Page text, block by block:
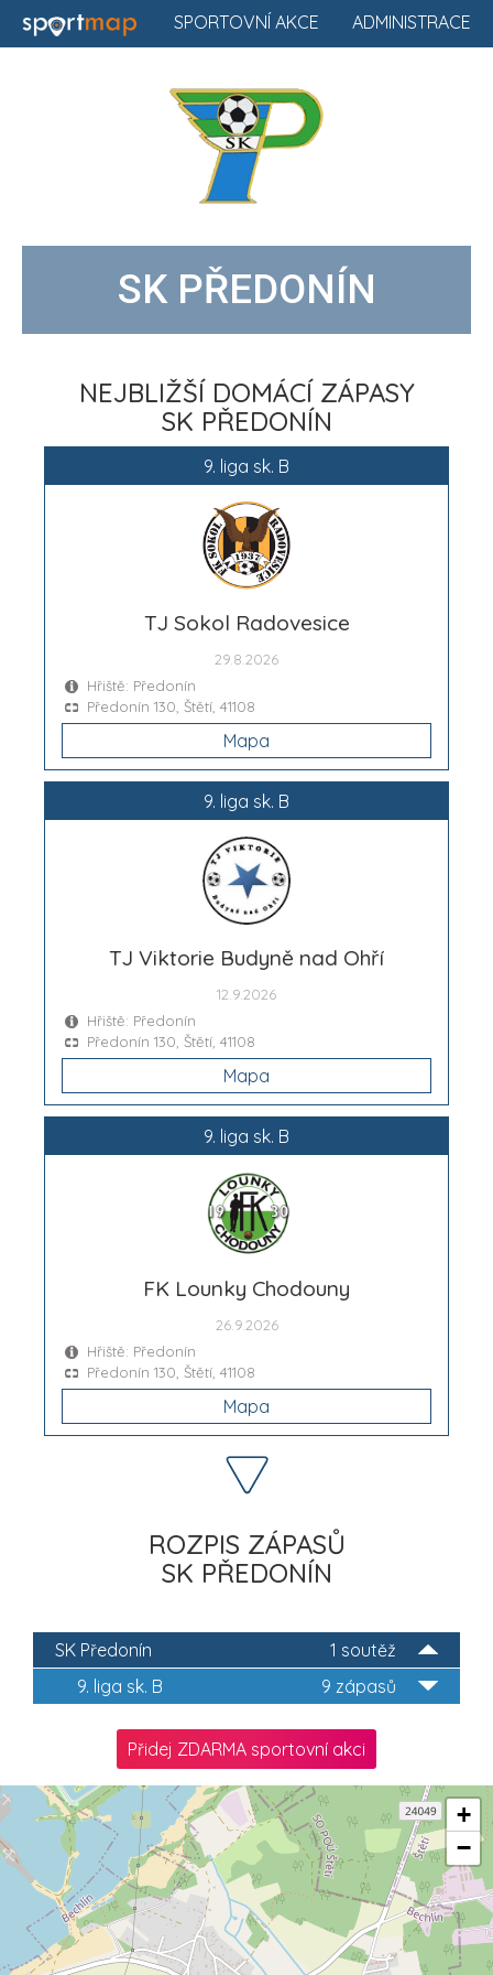
ADMINISTRACE
SPORTOVNÍ AKCE
SK PŘEDONÍN
NEJBLIŽŠÍ DOMÁCÍ ZÁPASY
SK PŘEDONÍN
9. liga sk. B
TJ Sokol Radovesice
29.8.2026
Hřiště: Předonín
Předonín 130, Štětí, 41108
Mapa
9. liga sk. B
TJ Viktorie Budyně nad Ohří
12.9.2026
Hřiště: Předonín
Předonín 130, Štětí, 41108
Mapa
9. liga sk. B
FK Lounky Chodouny
26.9.2026
Hřiště: Předonín
Předonín 130, Štětí, 41108
Mapa
ROZPIS ZÁPASŮ
SK PŘEDONÍN
1 soutěž
SK Předonín
9 zápasů
9. liga sk. B
Přidej ZDARMA sportovní akci
+
−